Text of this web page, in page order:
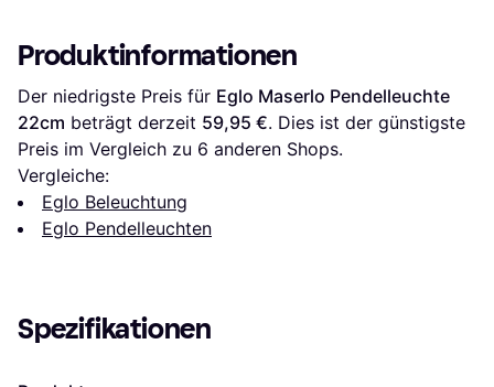
Produktinformationen
Der niedrigste Preis für Eglo Maserlo Pendelleuchte
22cm beträgt derzeit 59,95 €. Dies ist der günstigste
Preis im Vergleich zu 6 anderen Shops.
Vergleiche:
Eglo Beleuchtung
Eglo Pendelleuchten
Spezifikationen